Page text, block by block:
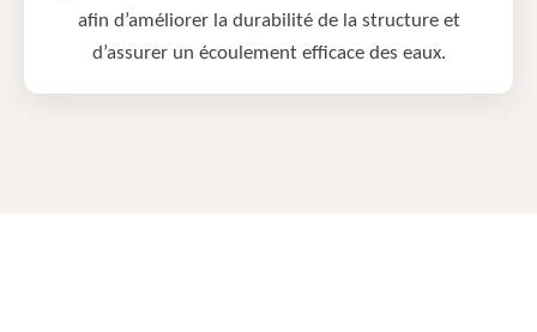
afin d’améliorer la durabilité de la structure et
d’assurer un écoulement efficace des eaux.